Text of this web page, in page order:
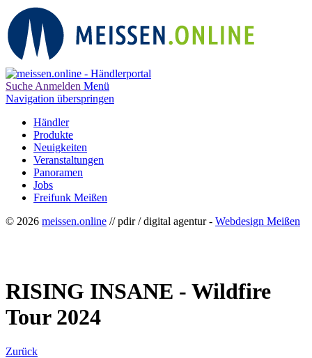
Suche Anmelden Menü
Navigation überspringen
Händler
Produkte
Neuigkeiten
Veranstaltungen
Panoramen
Jobs
Freifunk Meißen
© 2026 meissen.online // pdir / digital agentur - Webdesign Meißen
RISING INSANE - Wildfire
Tour 2024
Zurück